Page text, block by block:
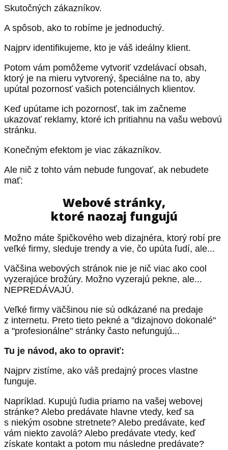
Skutočných zákazníkov.
A spôsob, ako to robíme je jednoduchý.
Najprv identifikujeme, kto je váš ideálny klient.
Potom vám pomôžeme vytvoriť vzdelávací obsah,
ktorý je na mieru vytvorený, špeciálne na to, aby
upútal pozornosť vašich potenciálnych klientov.
Keď upútame ich pozornosť, tak im začneme
ukazovať reklamy, ktoré ich pritiahnu na vašu webovú
stránku.
Konečným efektom je viac zákazníkov.
Ale nič z tohto vám nebude fungovať, ak nebudete
mať:
Webové stránky,
ktoré naozaj fungujú
Možno máte špičkového web dizajnéra, ktorý robí pre
veľké firmy, sleduje trendy a vie, čo upúta ľudí, ale...
Väčšina webových stránok nie je nič viac ako cool
vyzerajúce brožúry. Možno vyzerajú pekne, ale...
NEPREDÁVAJÚ.
Veľké firmy väčšinou nie sú odkázané na predaje
z internetu. Preto tieto pekné a "dizajnovo dokonalé"
a "profesionálne" stránky často nefungujú...
Tu je návod, ako to opraviť:
Najprv zistíme, ako váš predajný proces vlastne
funguje.
Napríklad. Kupujú ľudia priamo na vašej webovej
stránke? Alebo predávate hlavne vtedy, keď sa
s niekým osobne stretnete? Alebo predávate, keď
vám niekto zavolá? Alebo predávate vtedy, keď
získate kontakt a potom mu následne predávate?